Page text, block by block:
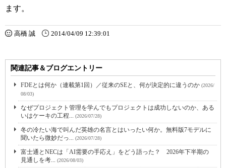
ます。
高橋 誠 2014/04/09 12:39:01
関連記事＆ブログエントリー
FDEとは何か（連載第1回）／従来のSEと、何が決定的に違うのか (2026/
08/03)
なぜプロジェクト管理を学んでもプロジェクトは成功しないのか、ある
いはケーキの工程... (2026/07/28)
冬の冷たい海で叫んだ英雄の名言とはいったい何か。無料版7モデルに
聞いたら微妙だっ... (2026/07/28)
富士通とNECは「AI需要の手応え」をどう語った？ 2026年下半期の
見通しを考... (2026/08/03)